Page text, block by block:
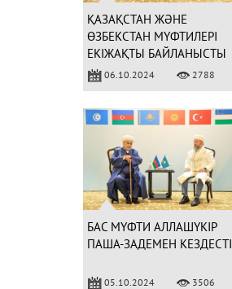
ҚАЗАҚСТАН ЖӘНЕ
ӨЗБЕКСТАН МҮФТИЛЕРІ
ЕКІЖАҚТЫ БАЙЛАНЫСТЫ
АРТТЫРУҒА КЕЛІСТІ
06.10.2024 2788
БАС МҮФТИ АЛЛАШҮКІР
ПАША-ЗАДЕМЕН КЕЗДЕСТІ
05.10.2024 3506